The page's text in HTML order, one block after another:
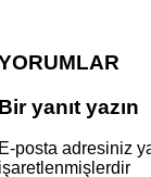
yanıt yazın
posta adresiniz